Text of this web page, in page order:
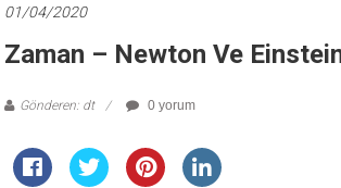
01/04/2020
Zaman – Newton Ve
Gönderen: dt 0 yorum